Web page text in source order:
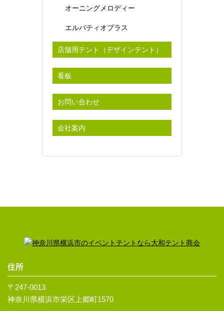
オーニングメロディー
エルパティオプラス
店舗用テント（デザインテント）
看板
お問い合わせ
会社案内
住所
〒247-0013
神奈川県横浜市栄区上郷町1570